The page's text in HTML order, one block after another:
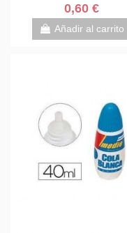
0,60 €
Añadir al carrito